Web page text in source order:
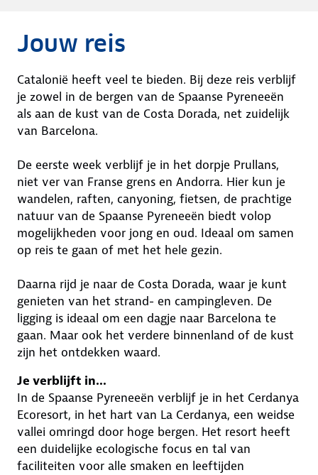
Jouw reis
Catalonië heeft veel te bieden. Bij deze reis verblijf
je zowel in de bergen van de Spaanse Pyreneeën
als aan de kust van de Costa Dorada, net zuidelijk
van Barcelona.
De eerste week verblijf je in het dorpje Prullans,
niet ver van Franse grens en Andorra. Hier kun je
wandelen, raften, canyoning, fietsen, de prachtige
natuur van de Spaanse Pyreneeën biedt volop
mogelijkheden voor jong en oud. Ideaal om samen
op reis te gaan of met het hele gezin.
Daarna rijd je naar de Costa Dorada, waar je kunt
genieten van het strand- en campingleven. De
ligging is ideaal om een dagje naar Barcelona te
gaan. Maar ook het verdere binnenland of de kust
zijn het ontdekken waard.
Je verblijft in...
In de Spaanse Pyreneeën verblijf je in het Cerdanya
Ecoresort, in het hart van La Cerdanya, een weidse
vallei omringd door hoge bergen. Het resort heeft
een duidelijke ecologische focus en tal van
faciliteiten voor alle smaken en leeftijden